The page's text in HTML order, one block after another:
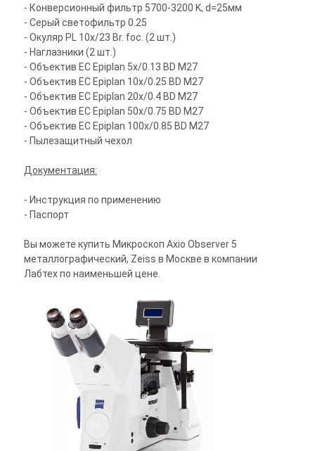
- Конверсионный фильтр 5700-3200 K, d=25мм
- Серый светофильтр 0.25
- Окуляр PL 10x/23 Br. foc. (2 шт.)
- Наглазники (2 шт.)
- Объектив EC Epiplan 5x/0.13 BD M27
- Объектив EC Epiplan 10x/0.25 BD M27
- Объектив EC Epiplan 20x/0.4 BD M27
- Объектив EC Epiplan 50x/0.75 BD M27
- Объектив EC Epiplan 100x/0.85 BD M27
- Пылезащитный чехол
Документация:
- Инструкция по применению
- Паспорт
Вы можете купить Микроскоп Axio Observer 5
металлографический, Zeiss в Москве в компании
Лабтех по наименьшей цене.